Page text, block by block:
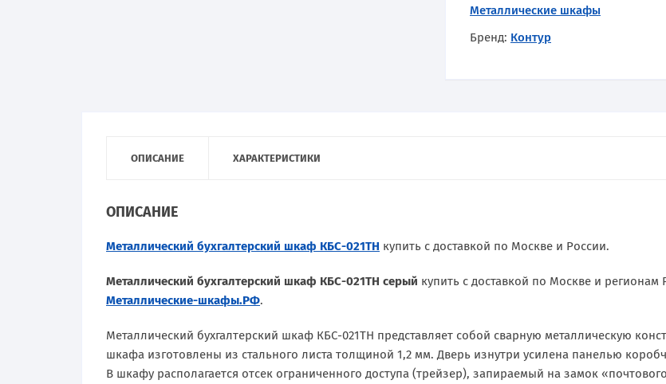
Металлические шкафы
Бренд: Контур
ОПИСАНИЕ ХАРАКТЕРИСТИКИ
ОПИСАНИЕ
Металлический бухгалтерский шкаф КБС-021ТН купить с доставкой по Москве и России.
Металлический бухгалтерский шкаф КБС-021ТН серый купить с доставкой по Москве и регионам
Металлические-шкафы.РФ.
Металлический бухгалтерский шкаф КБС-021ТН представляет собой сварную металлическую
шкафа изготовлены из стального листа толщиной 1,2 мм. Дверь изнутри усилена панелью
В шкафу располагается отсек ограниченного доступа (трейзер), запираемый на замок